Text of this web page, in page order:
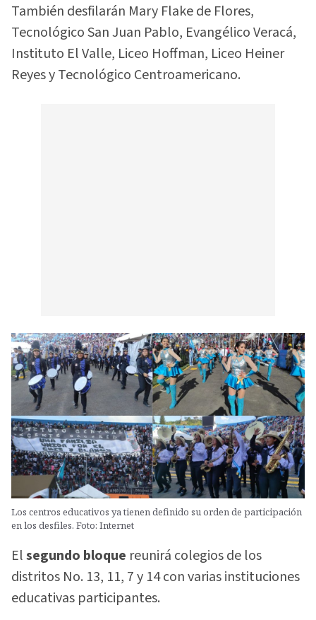
También desfilarán Mary Flake de Flores,
Tecnológico San Juan Pablo, Evangélico Veracá,
Instituto El Valle, Liceo Hoffman, Liceo Heiner
Reyes y Tecnológico Centroamericano.
Los centros educativos ya tienen definido su orden de participación
en los desfiles. Foto: Internet
Elsegundo bloque reunirá colegios de los
distritos No. 13, 11, 7 y 14 con varias instituciones
educativas participantes.